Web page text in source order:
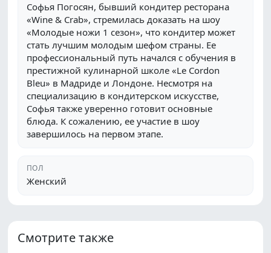
Софья Погосян, бывший кондитер ресторана
«Wine & Crab», стремилась доказать на шоу
«Молодые ножи 1 сезон», что кондитер может
стать лучшим молодым шефом страны. Ее
профессиональный путь начался с обучения в
престижной кулинарной школе «Le Cordon
Bleu» в Мадриде и Лондоне. Несмотря на
специализацию в кондитерском искусстве,
Софья также уверенно готовит основные
блюда. К сожалению, ее участие в шоу
завершилось на первом этапе.
ПОЛ
Женский
Смотрите также